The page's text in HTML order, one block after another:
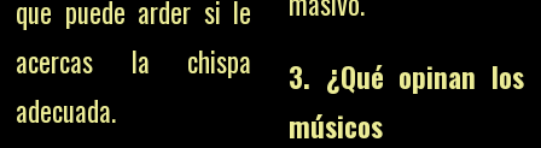
que puede arder si le
acercas la chispa
adecuada.
3. ¿Qué opinan los
músicos